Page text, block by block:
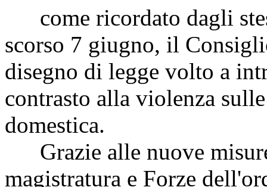
come ricordato dagli
scorso 7 giugno, il
disegno di legge volto a
contrasto alla violenza
domestica.
Grazie alle nuove
magistratura e Forze